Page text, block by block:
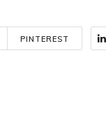
PINTEREST